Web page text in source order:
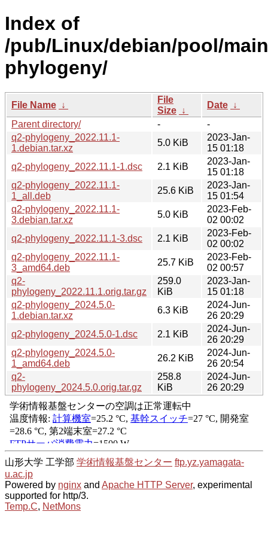
Index of
/pub/Linux/debian/pool/
phylogeny/
File Name ↓
File
Size ↓
Date ↓
Parent directory/
-
-
q2-phylogeny_2022.11.1-
1.debian.tar.xz
5.0 KiB
2023-Jan-
15 01:18
q2-phylogeny_2022.11.1-1.dsc
2.1 KiB
2023-Jan-
15 01:18
q2-phylogeny_2022.11.1-
1_all.deb
25.6 KiB
2023-Jan-
15 01:54
q2-phylogeny_2022.11.1-
3.debian.tar.xz
5.0 KiB
2023-Feb-
02 00:02
q2-phylogeny_2022.11.1-3.dsc
2.1 KiB
2023-Feb-
02 00:02
q2-phylogeny_2022.11.1-
3_amd64.deb
25.7 KiB
2023-Feb-
02 00:57
q2-
phylogeny_2022.11.1.orig.tar.gz
259.0
KiB
2023-Jan-
15 01:18
q2-phylogeny_2024.5.0-
1.debian.tar.xz
6.3 KiB
2024-Jun-
26 20:29
q2-phylogeny_2024.5.0-1.dsc
2.1 KiB
2024-Jun-
26 20:29
q2-phylogeny_2024.5.0-
1_amd64.deb
26.2 KiB
2024-Jun-
26 20:54
q2-
phylogeny_2024.5.0.orig.tar.gz
258.8
KiB
2024-Jun-
26 20:29
山形大学 工学部 学術情報基盤センター ftp.yz.yamagata-
u.ac.jp
Powered by nginx and Apache HTTP Server, experimental
supported for http/3.
Temp.C, NetMons